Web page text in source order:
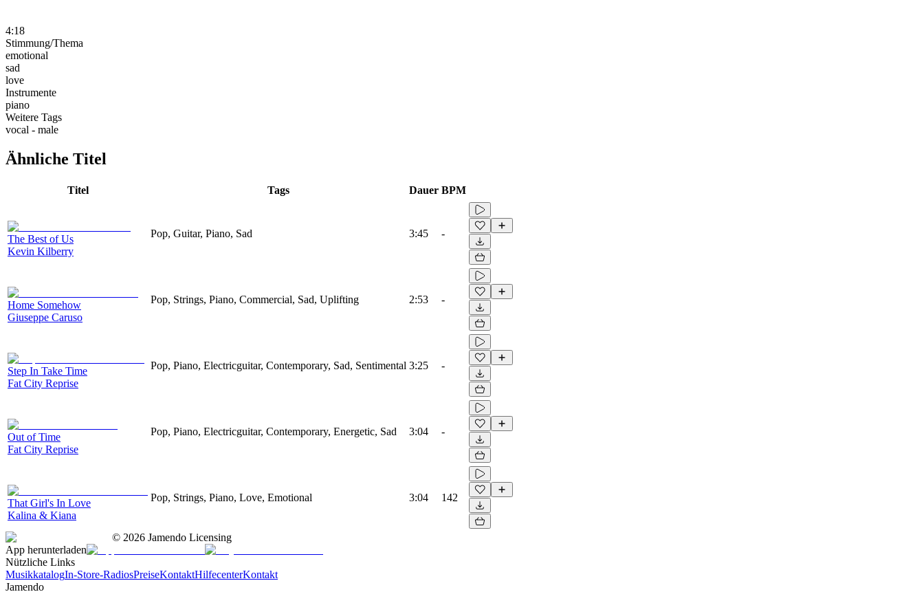
4:18
Stimmung/Thema
emotional
sad
love
Instrumente
piano
Weitere Tags
vocal - male
Ähnliche Titel
Titel Tags Dauer BPM
The Best of Us
Kevin Kilberry
Pop, Guitar, Piano, Sad 3:45 -
Home Somehow
Giuseppe Caruso
Pop, Strings, Piano, Commercial, Sad, Uplifting 2:53 -
Step In Take Time
Fat City Reprise
Pop, Piano, Electricguitar, Contemporary, Sad, Sentimental 3:25 -
Out of Time
Fat City Reprise
Pop, Piano, Electricguitar, Contemporary, Energetic, Sad 3:04 -
That Girl's In Love
Kalina & Kiana
Pop, Strings, Piano, Love, Emotional 3:04 142
© 2026 Jamendo Licensing
App herunterladen
Nützliche Links
MusikkatalogIn-Store-RadiosPreiseKontaktHilfecenterKontakt
Jamendo